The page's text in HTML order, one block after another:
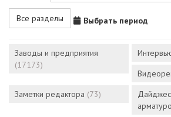
Все разделы Выбрать период
Заводы и предприятия
(17173)
Заметки редактора (73)